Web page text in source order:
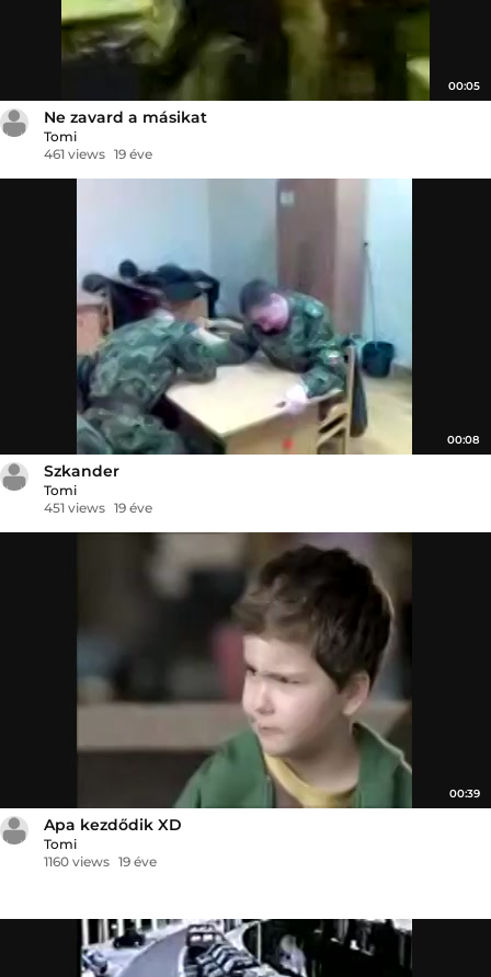
00:05
Ne zavard a másikat
Tomi
461 views 19 éve
00:08
Szkander
Tomi
451 views 19 éve
00:39
Apa kezdődik XD
Tomi
1160 views 19 éve